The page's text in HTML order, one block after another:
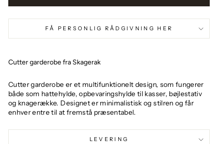
FÅ PERSONLIG RÅDGIVNING HER
Cutter garderobe fra Skagerak
Cutter garderobe er et multifunktionelt design, som fungerer
både som hattehylde, opbevaringshylde til kasser, bøjlestativ
og knagerække. Designet er minimalistisk og stilren og får
enhver entre til at fremstå præsentabel.
LEVERING